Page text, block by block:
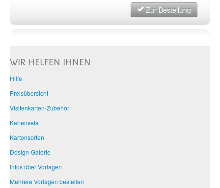
Zur Bestellung
WIR HELFEN IHNEN
Hilfe
Preisübersicht
Visitenkarten-Zubehör
Kartensets
Kartonsorten
Design-Galerie
Infos über Vorlagen
Mehrere Vorlagen bestellen